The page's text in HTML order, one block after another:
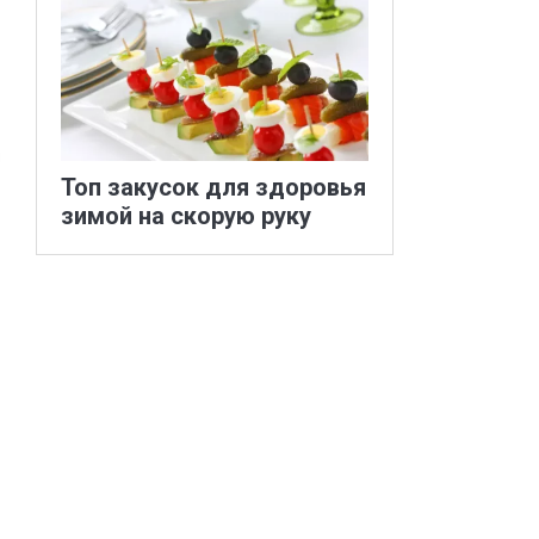
Топ закусок для здоровья
зимой на скорую руку